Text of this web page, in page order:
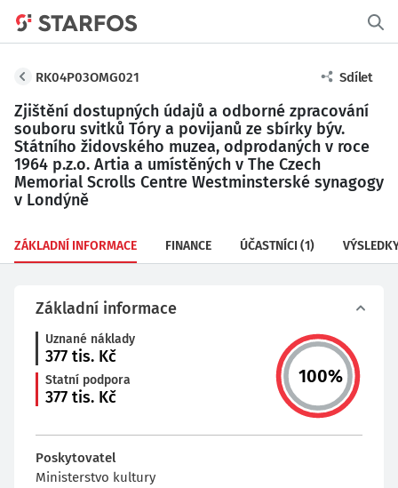
RK04P03OMG021 Sdílet
Zjištění dostupných údajů a odborné zpracování
souboru svitků Tóry a povijanů ze sbírky býv.
Státního židovského muzea, odprodaných v roce
1964 p.z.o. Artia a umístěných v The Czech
Memorial Scrolls Centre Westminsterské synagogy
v Londýně
ZÁKLADNÍ INFORMACE FINANCE ÚČASTNÍCI (1)
Základní informace
Uznané náklady
377 tis. Kč
Statní podpora
377 tis. Kč
100%
Poskytovatel
Ministerstvo kultury